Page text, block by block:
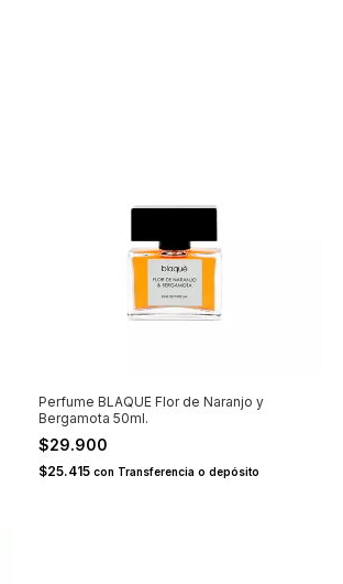
Perfume BLAQUE Flor de Naranjo y
Bergamota 50ml.
$29.900
$25.415con Transferencia o depósito